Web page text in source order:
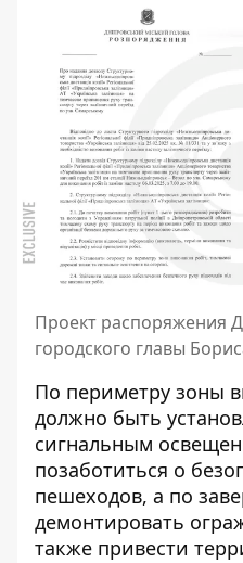
Проект распоряжения
городского главы
По периметру зоны
должно быть
сигнальным
позаботиться о
пешеходов, а по
демонтировать
также привести